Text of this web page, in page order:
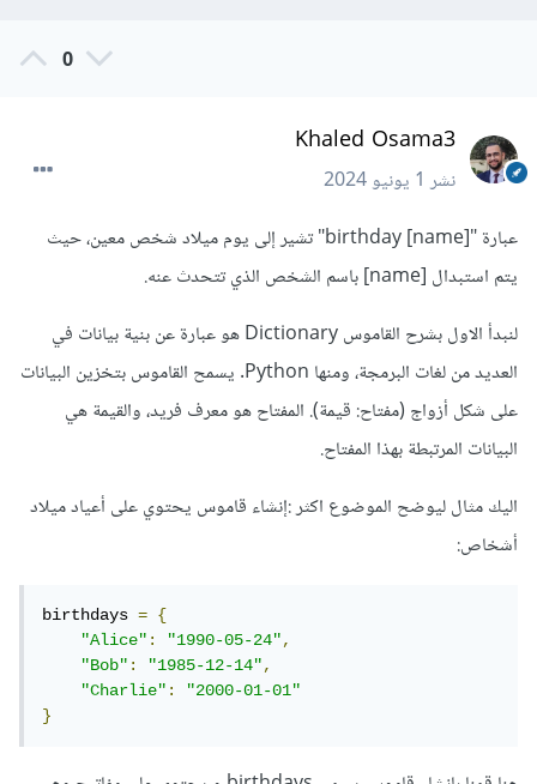
0
Khaled Osama3
نشر1 يونيو 2024
عبارة "birthday [name]" تشير إلى يوم ميلاد شخص معين، حيث
يتم استبدال [name] باسم الشخص الذي تتحدث عنه.
لنبدأ الاول بشرح القاموس Dictionary هو عبارة عن بنية بيانات في
العديد من لغات البرمجة، ومنها Python. يسمح القاموس بتخزين البيانات
على شكل أزواج (مفتاح: قيمة). المفتاح هو معرف فريد، والقيمة هي
البيانات المرتبطة بهذا المفتاح.
اليك مثال ليوضح الموضوع اكثر:إنشاء قاموس يحتوي على أعياد ميلاد
أشخاص:
birthdays =
{
"Alice": "1990-05-24",
"Bob": "1985-12-14",
"Charlie":
"2000-01-01"
}